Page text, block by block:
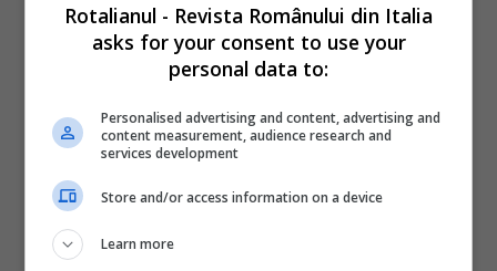
Rotalianul - Revista Românului din Italia
asks for your consent to use your
personal data to:
Personalised advertising and content, advertising and
content measurement, audience research and
services development
Store and/or access information on a device
Learn more